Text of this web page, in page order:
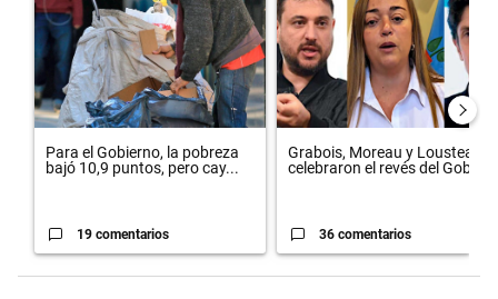
Para el Gobierno, la pobreza
bajó 10,9 puntos, pero cay...
19 comentarios
Grabois, Moreau y Lousteau
celebraron el revés del Gobi...
36 comentarios